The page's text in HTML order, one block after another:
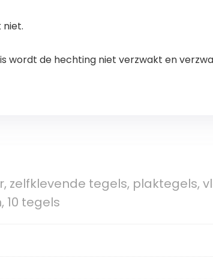
niet.
wordt de hechting niet verzwakt en
zelfklevende tegels, plaktegels,
10 tegels